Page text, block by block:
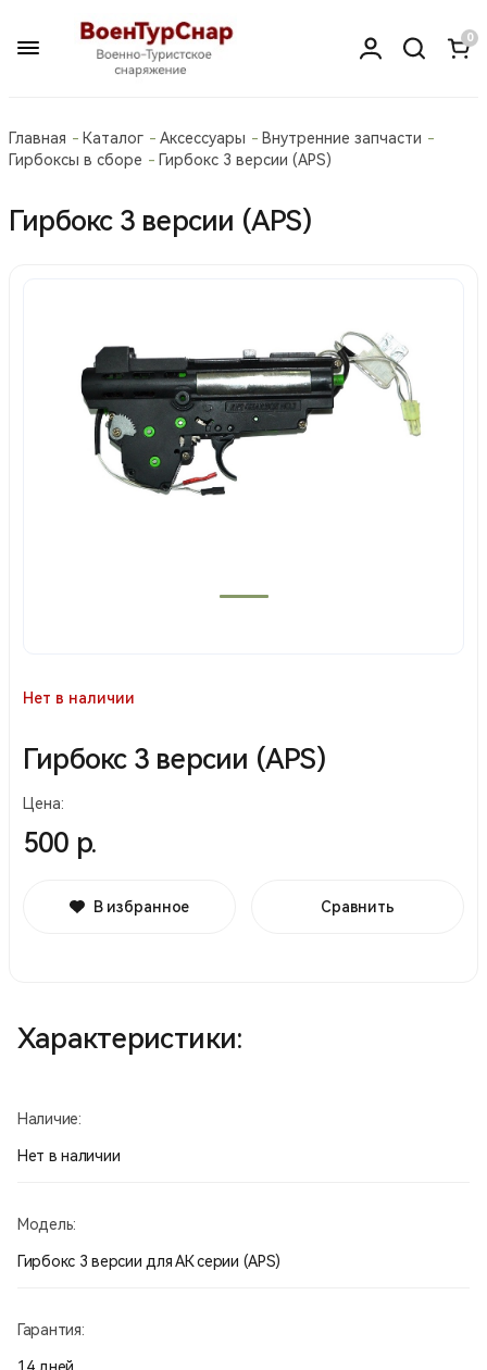
0
Главная Каталог Аксессуары
Внутренние запчасти
Гирбоксы в сборе
Гирбокс 3 версии (APS)
Гирбокс 3 версии (APS)
Нет в наличии
Гирбокс 3 версии (APS)
Цена:
500 р.
В избранное Сравнить
Характеристики:
Наличие:
Нет в наличии
Модель:
Гирбокс 3 версии для АК серии (APS)
Гарантия:
14 дней